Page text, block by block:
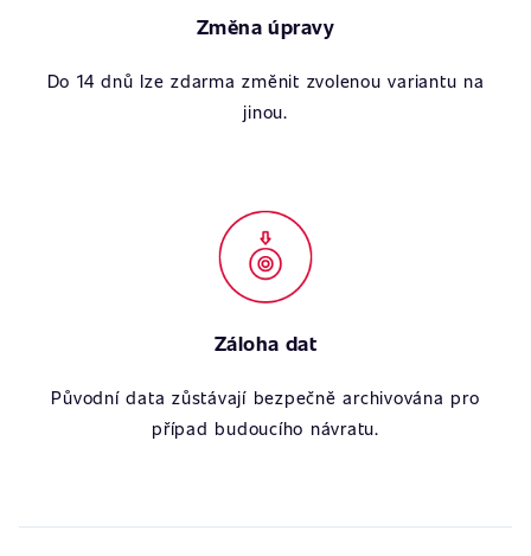
Změna úpravy
Do 14 dnů lze zdarma změnit zvolenou variantu na
jinou.
Záloha dat
Původní data zůstávají bezpečně archivována pro
případ budoucího návratu.